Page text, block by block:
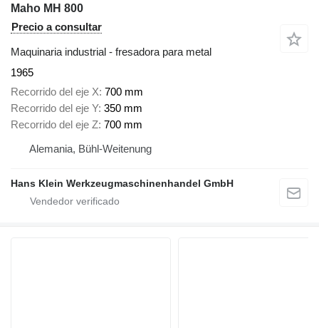
Maho MH 800
Precio a consultar
Maquinaria industrial - fresadora para metal
1965
Recorrido del eje X 700 mm
Recorrido del eje Y 350 mm
Recorrido del eje Z 700 mm
Alemania, Bühl-Weitenung
Hans Klein Werkzeugmaschinenhandel GmbH